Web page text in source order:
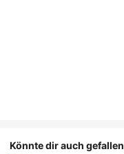
Könnte dir auch gefallen